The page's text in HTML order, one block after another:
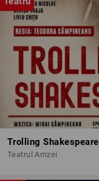
Trolling Shakespeare
Teatrul Amzei